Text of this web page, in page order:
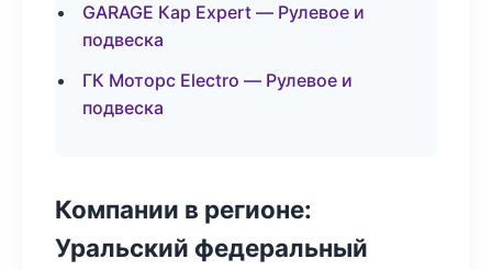
GARAGE Кар Expert — Рулевое и
подвеска
ГК Моторс Electro — Рулевое и
подвеска
Компании в регионе:
Уральский федеральный